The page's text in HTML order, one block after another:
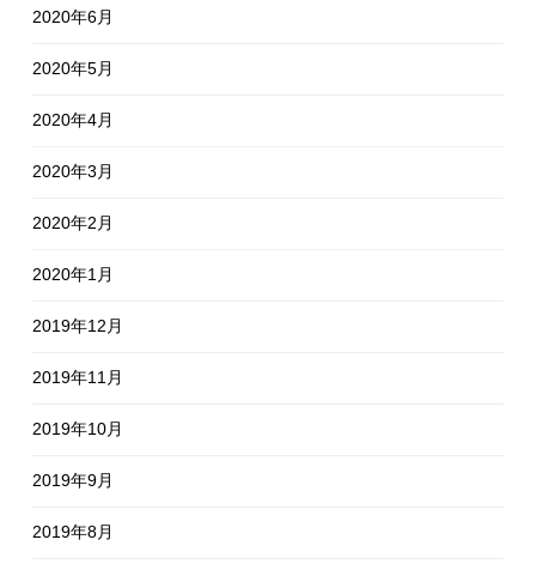
2020年6月
2020年5月
2020年4月
2020年3月
2020年2月
2020年1月
2019年12月
2019年11月
2019年10月
2019年9月
2019年8月